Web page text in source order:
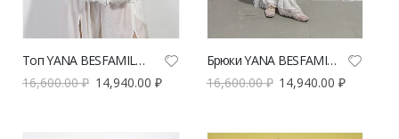
Топ YANA BESFAMILNAYA Ванлав молочного цвета | VERESK studio
16,600.00₽ 14,940.00 ₽
Брюки YANA BESFAMILNAYA Ля Панталон молочного цвета | VERESK studio
16,600.00₽ 14,940.00₽